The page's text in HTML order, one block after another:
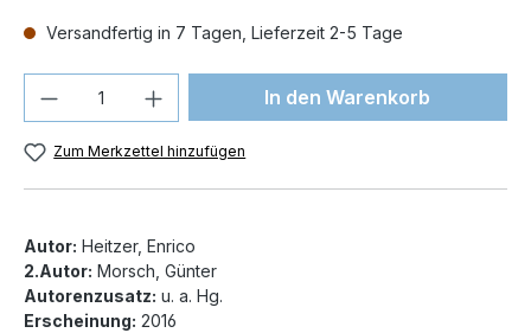
Versandfertig in 7 Tagen, Lieferzeit 2-5 Tage
Produkt Anzahl: Gib denIn den Warenkorb
Zum Merkzettel hinzufügen
Autor: Heitzer, Enrico
2.Autor: Morsch, Günter
Autorenzusatz: u. a. Hg.
Erscheinung: 2016